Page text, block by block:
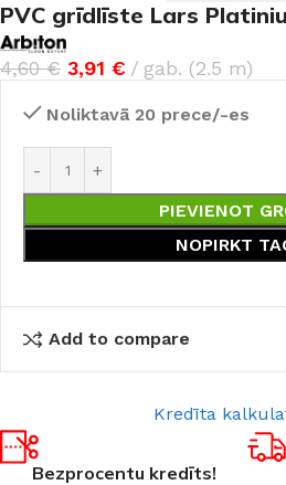
PVC grīdlīste Lars
4,60€ 3,91 € gab. (2.5 m)
Noliktavā 20 prece/-es
PIEVIENOT
NOPIRKT
Add to compare
Kredīta
Bezprocentu kredīts!